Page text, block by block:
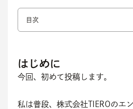
目次
はじめに
今回、初めて投稿します。
私は普段、株式会社TIEROのエ